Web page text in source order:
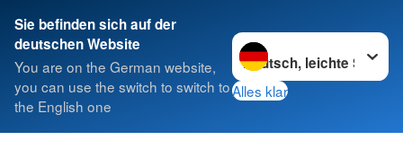
Sie befinden sich auf der
deutschen Website
You are on the German website,
you can use the switch to switch to
the English one
Sprache wechseln zu
Alles klar